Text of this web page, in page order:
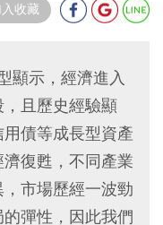
收藏
顯示，經濟進入
且歷史經驗顯
債等成長型資產
復甦，不同產業
市場歷經一波勁
彈性，因此我們